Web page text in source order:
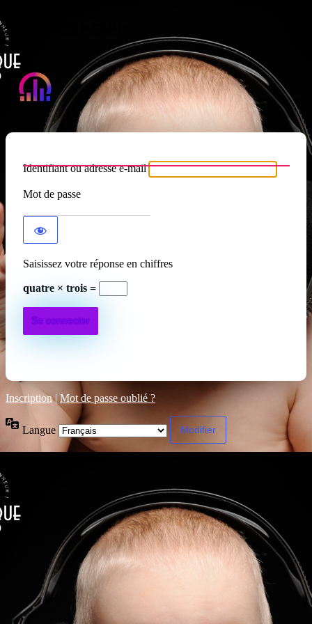
Se connecter
Atypique RADIO
Identifiant ou adresse e-mail
Mot de passe
Saisissez votre réponse en chiffres
quatre × trois =
Inscription| Mot de passe oublié ?
Langue